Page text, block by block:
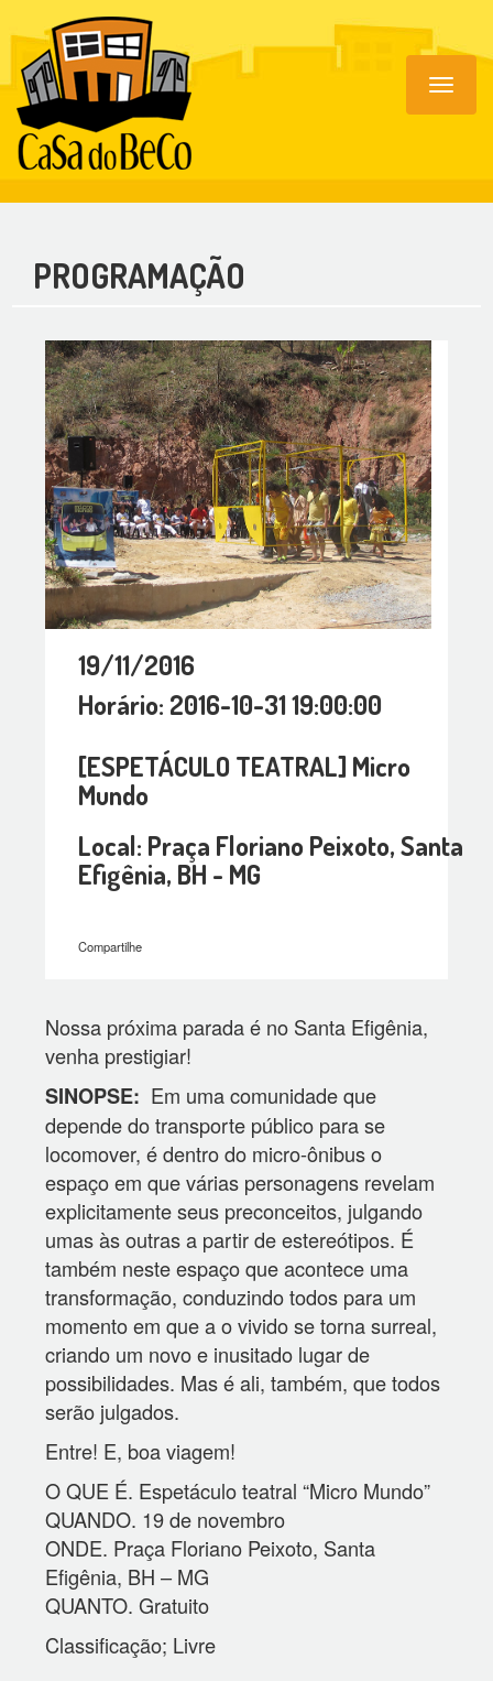
Toggle
PROGRAMAÇÃO
19/11/2016
Horário: 2016-10-31 19:00:00
[ESPETÁCULO TEATRAL] Micro
Mundo
Local: Praça Floriano Peixoto, Santa
Efigênia, BH - MG
Compartilhe
Nossa próxima parada é no Santa Efigênia,
venha prestigiar!
SINOPSE: Em uma comunidade que
depende do transporte público para se
locomover, é dentro do micro-ônibus o
espaço em que várias personagens revelam
explicitamente seus preconceitos, julgando
umas às outras a partir de estereótipos. É
também neste espaço que acontece uma
transformação, conduzindo todos para um
momento em que a o vivido se torna surreal,
criando um novo e inusitado lugar de
possibilidades. Mas é ali, também, que todos
serão julgados.
Entre! E, boa viagem!
O QUE É. Espetáculo teatral “Micro Mundo”
QUANDO. 19 de novembro
ONDE. Praça Floriano Peixoto, Santa
Efigênia, BH – MG
QUANTO. Gratuito
Classificação; Livre